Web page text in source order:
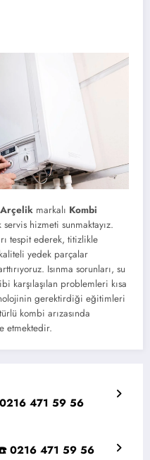
Arçelik markalı Kombi
hizmeti sunmaktayız.
tespit ederek, titizlikle
yedek parçalar
Isınma sorunları, su
karşılaşılan problemleri kısa
gerektirdiği eğitimleri
kombi arızasında
etmektedir.
471 59 56
0216 471 59 56